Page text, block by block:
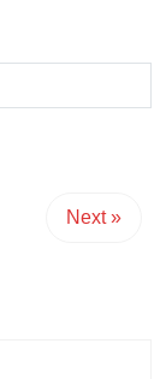
Next »